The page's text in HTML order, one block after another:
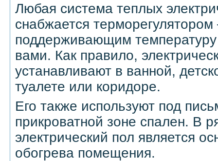
Любая система теплых
снабжается терморегулятором
поддерживающим
вами. Как правило,
устанавливают в ванной,
туалете или коридоре.
Его также используют под
прикроватной зоне спален. В
электрический пол является
обогрева помещения.